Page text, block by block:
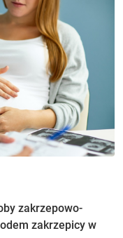
zakrzepowo-
zakrzepicy w